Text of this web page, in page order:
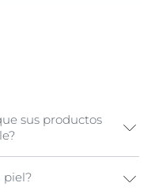
sus productos
se han formulado
piel?